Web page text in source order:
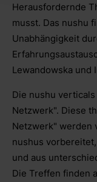
Herausfordernde
musst. Das nushu
Unabhängigkeit
Lewandowska und
Die nushu
Netzwerk". Diese
Netzwerk" werden
nushus
und aus
Die Treffen finden